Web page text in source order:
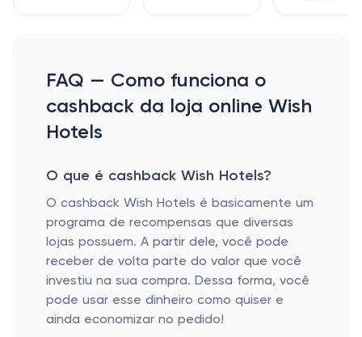
FAQ — Como funciona o
cashback da loja online Wish
Hotels
O que é cashback Wish Hotels?
O cashback Wish Hotels é basicamente um
programa de recompensas que diversas
lojas possuem. A partir dele, você pode
receber de volta parte do valor que você
investiu na sua compra. Dessa forma, você
pode usar esse dinheiro como quiser e
ainda economizar no pedido!